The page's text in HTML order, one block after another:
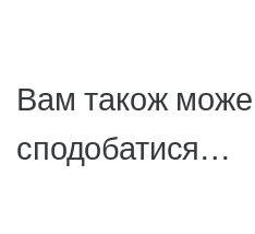
Вам також може
сподобатися…